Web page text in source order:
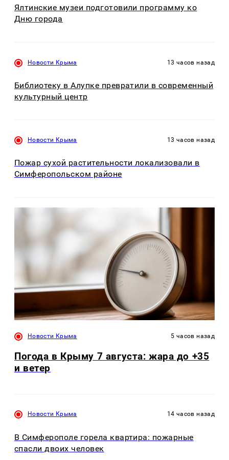
Ялтинские музеи подготовили программу ко
Дню города
Новости Крыма 13 часов назад
Библиотеку в Алупке превратили в современный
культурный центр
Новости Крыма 13 часов назад
Пожар сухой растительности локализовали в
Симферопольском районе
Новости Крыма 5 часов назад
Погода в Крыму 7 августа: жара до +35
и ветер
Новости Крыма 14 часов назад
В Симферополе горела квартира: пожарные
спасли двоих человек